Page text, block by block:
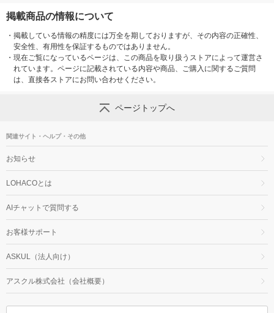
掲載商品の情報について
・ 掲載している情報の精度には万全を期しておりますが、その内容の正確性、
安全性、有用性を保証するものではありません。
・ 現在ご覧になっているページは、この商品を取り扱うストアによって運営さ
れています。ページに記載されている内容や商品、ご購入に関するご質問
は、直接各ストアにお問い合わせください。
ページトップへ
関連サイト・ヘルプ・その他
お知らせ
LOHACOとは
AIチャットで質問する
お客様サポート
ASKUL（法人向け）
アスクル株式会社（会社概要）